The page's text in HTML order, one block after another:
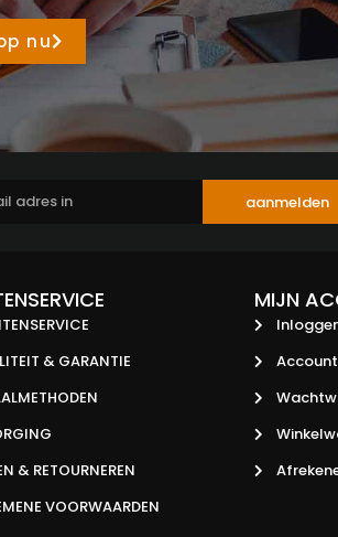
nu
aanmelden
& GARANTIE
& RETOURNEREN
VOORWAARDEN
MIJN